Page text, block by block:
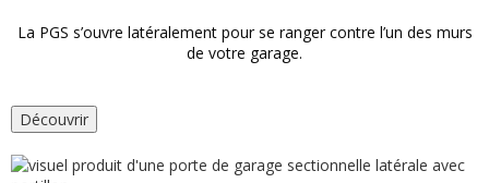
La PGS s’ouvre latéralement pour se ranger contre l’un des murs
de votre garage.
Découvrir